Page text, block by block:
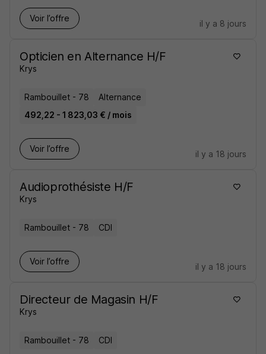
Voir l’offre
il y a 8 jours
Opticien en Alternance H/F
Krys
Rambouillet - 78
Alternance
492,22 - 1 823,03 € / mois
Voir l’offre
il y a 18 jours
Audioprothésiste H/F
Krys
Rambouillet - 78 CDI
Voir l’offre
il y a 18 jours
Directeur de Magasin H/F
Krys
Rambouillet - 78 CDI